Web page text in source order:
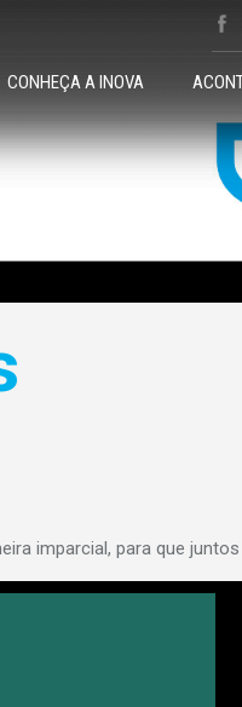
CONHEÇA A INOVA
imparcial, para que